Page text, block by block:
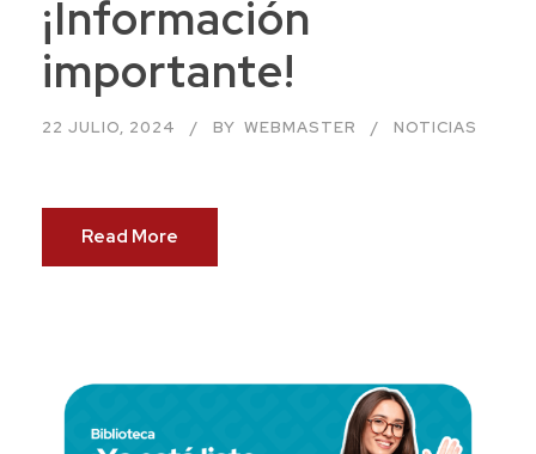
¡Información
importante!
22 JULIO, 2024 BY WEBMASTER NOTICIAS
Read More